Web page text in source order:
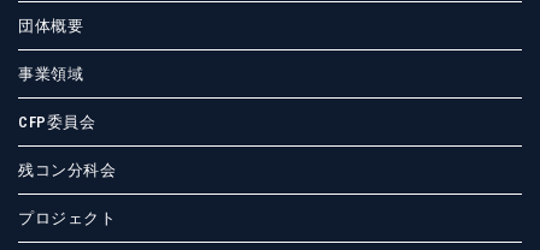
団体概要
事業領域
CFP委員会
残コン分科会
プロジェクト